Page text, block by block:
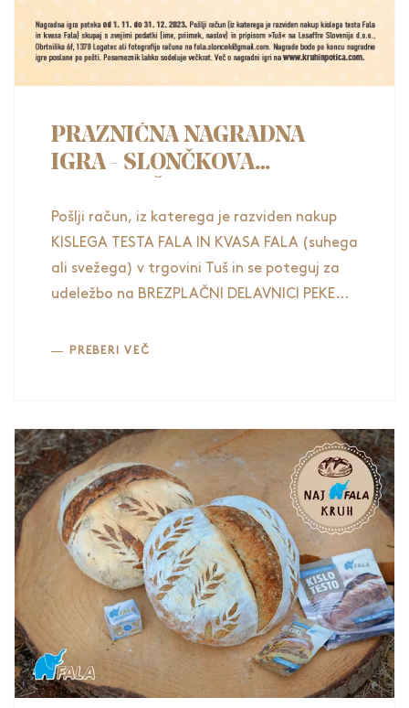
PRAZNIČNA NAGRADNA
IGRA - SLONČKOVA
PEKE KRUHA
Pošlji račun, iz katerega je razviden nakup
KISLEGA TESTA FALA IN KVASA FALA (suhega
ali svežega) v trgovini Tuš in se poteguj za
udeležbo na BREZPLAČNI DELAVNICI PEKE
PREBERI VEČ